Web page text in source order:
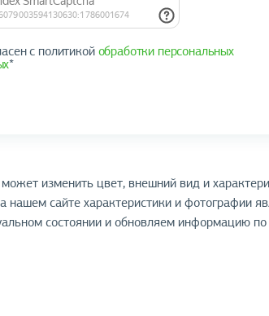
с политикой обработки персональных
*
изменить цвет, внешний вид и
нашем сайте характеристики и фотографии
состоянии и обновляем информацию